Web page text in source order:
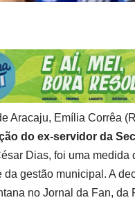
Aracaju, Emília Corrêa
do ex-servidor da
Dias, foi uma medida
da gestão municipal. A
no Jornal da Fan,